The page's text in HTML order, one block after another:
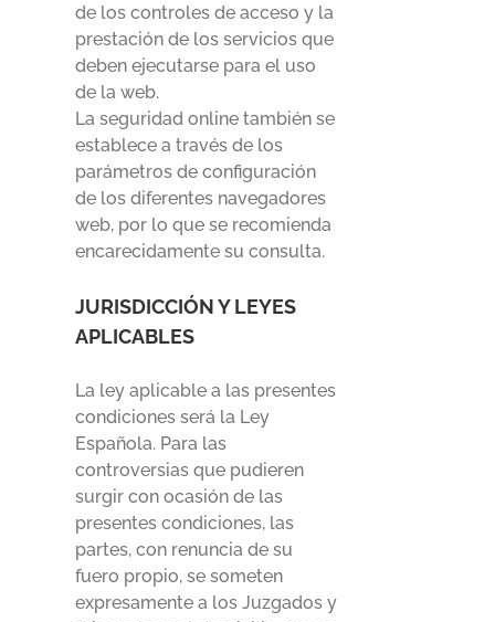
de los controles de acceso y la
prestación de los servicios que
deben ejecutarse para el uso
de la web.
La seguridad online también se
establece a través de los
parámetros de configuración
de los diferentes navegadores
web, por lo que se recomienda
encarecidamente su consulta.
JURISDICCIÓN Y LEYES
APLICABLES
La ley aplicable a las presentes
condiciones será la Ley
Española. Para las
controversias que pudieren
surgir con ocasión de las
presentes condiciones, las
partes, con renuncia de su
fuero propio, se someten
expresamente a los Juzgados y